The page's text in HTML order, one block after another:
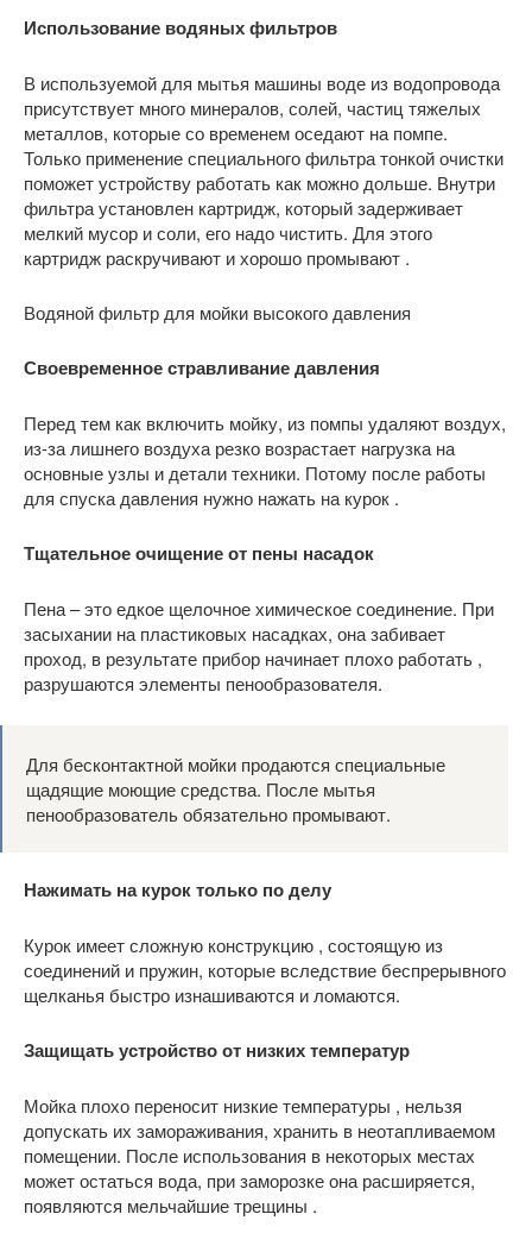
Использование водяных фильтров
В используемой для мытья машины воде из водопровода
присутствует много минералов, солей, частиц тяжелых
металлов, которые со временем оседают на помпе.
Только применение специального фильтра тонкой очистки
поможет устройству работать как можно дольше. Внутри
фильтра установлен картридж, который задерживает
мелкий мусор и соли, его надо чистить. Для этого
картридж раскручивают и хорошо промывают .
Водяной фильтр для мойки высокого давления
Своевременное стравливание давления
Перед тем как включить мойку, из помпы удаляют воздух,
из-за лишнего воздуха резко возрастает нагрузка на
основные узлы и детали техники. Потому после работы
для спуска давления нужно нажать на курок .
Тщательное очищение от пены насадок
Пена – это едкое щелочное химическое соединение. При
засыхании на пластиковых насадках, она забивает
проход, в результате прибор начинает плохо работать ,
разрушаются элементы пенообразователя.
Для бесконтактной мойки продаются специальные
щадящие моющие средства. После мытья
пенообразователь обязательно промывают.
Нажимать на курок только по делу
Курок имеет сложную конструкцию , состоящую из
соединений и пружин, которые вследствие беспрерывного
щелканья быстро изнашиваются и ломаются.
Защищать устройство от низких температур
Мойка плохо переносит низкие температуры , нельзя
допускать их замораживания, хранить в неотапливаемом
помещении. После использования в некоторых местах
может остаться вода, при заморозке она расширяется,
появляются мельчайшие трещины .